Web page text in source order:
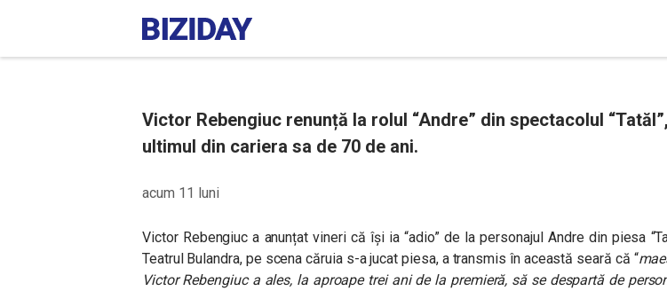
Victor Rebengiuc renunță la rolul “Andre” din spectacolul “Tatăl”,
ultimul din cariera sa de 70 de ani.
acum 11 luni
Victor Rebengiuc a anunțat vineri că își ia “adio” de la personajul Andre din piesa
Teatrul Bulandra, pe scena căruia s-a jucat piesa, a transmis în această seară că “
Victor Rebengiuc a ales, la aproape trei ani de la premieră, să se despartă de